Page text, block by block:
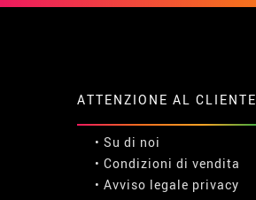
ATTENZIONE AL CLIENTE
• Su di noi
• Condizioni di vendita
• Avviso legale privacy